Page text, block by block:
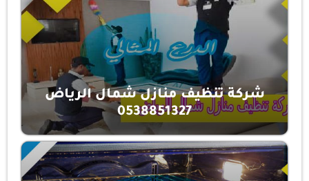
شركة تنظيف منازل شمال الرياض
0538851327